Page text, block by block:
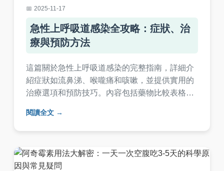
2025-11-17
急性上呼吸道感染全攻略：症狀、治
療與預防方法
這篇關於急性上呼吸道感染的完整指南，詳細介
紹症狀如流鼻涕、喉嚨痛和咳嗽，並提供實用的
治療選項和預防技巧。內容包括藥物比較表格、
應對這種常見疾病，從診斷到康復的全過程。
閱讀全文